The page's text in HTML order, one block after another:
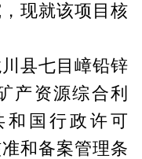
现就该项目核
县七目嶂铅锌
产资源综合利
和国行政许可
和备案管理条